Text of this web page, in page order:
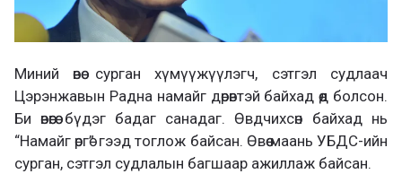
Миний өвөө сурган хүмүүжүүлэгч, сэтгэл судлаач
Цэрэнжавын Радна намайг дөрөвтэй байхад өөд болсон.
Би өвөөгөө бүдэг бадаг санадаг. Өвдчихсөн байхад нь
“Намайг өргө” гээд тоглож байсан. Өвөө маань УБДС-ийн
сурган, сэтгэл судлалын багшаар ажиллаж байсан.